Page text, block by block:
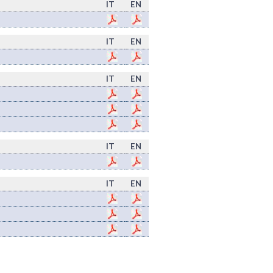
IT EN
IT EN
IT EN
IT EN
IT EN